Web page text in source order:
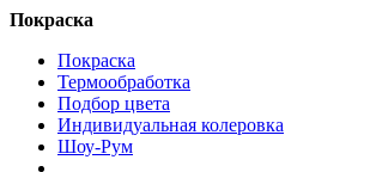
Покраска
Покраска
Термообработка
Подбор цвета
Индивидуальная колеровка
Шоу-Рум